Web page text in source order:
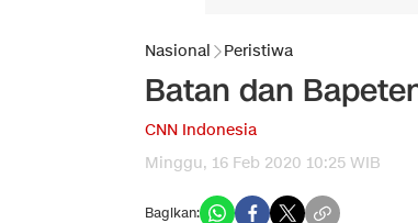
Nasional Peristiwa
Batan dan
CNN Indonesia
Minggu, 16 Feb 2020 10:25 WIB
Bagikan: